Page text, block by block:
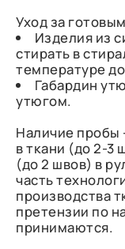
Уход за
Изделия из
стирать в
температуре
Габардин
утюгом.
Наличие пробы
в ткани (до 2-3
(до 2 швов) в
часть
производства
претензии по
принимаются.